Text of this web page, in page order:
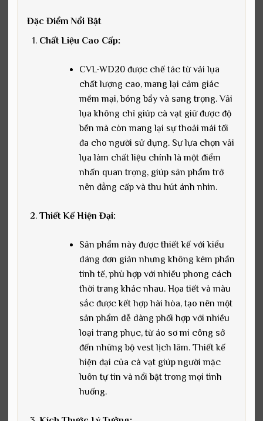
Đặc Điểm Nổi Bật
Chất Liệu Cao Cấp:
CVL-WD20 được chế tác từ vải lụa
chất lượng cao, mang lại cảm giác
mềm mại, bóng bẩy và sang trọng. Vải
lụa không chỉ giúp cà vạt giữ được độ
bền mà còn mang lại sự thoải mái tối
đa cho người sử dụng. Sự lựa chọn vải
lụa làm chất liệu chính là một điểm
nhấn quan trọng, giúp sản phẩm trở
nên đẳng cấp và thu hút ánh nhìn.
Thiết Kế Hiện Đại:
Sản phẩm này được thiết kế với kiểu
dáng đơn giản nhưng không kém phần
tinh tế, phù hợp với nhiều phong cách
thời trang khác nhau. Họa tiết và màu
sắc được kết hợp hài hòa, tạo nên một
sản phẩm dễ dàng phối hợp với nhiều
loại trang phục, từ áo sơ mi công sở
đến những bộ vest lịch lãm. Thiết kế
hiện đại của cà vạt giúp người mặc
luôn tự tin và nổi bật trong mọi tình
huống.